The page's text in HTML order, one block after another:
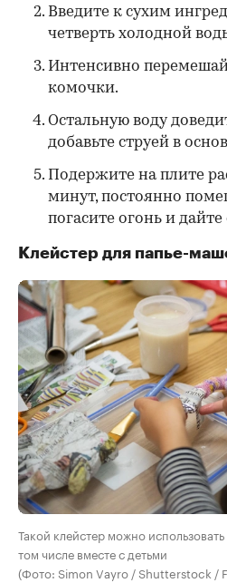
Введите к сухим
четверть холодной
Интенсивно
комочки.
Остальную воду
добавьте струей в
Подержите на плите
минут, постоянно
погасите огонь и
Клейстер для папье-
Такой клейстер можно
том числе вместе с детьми
(Фото: Simon Vayro / Shutterstock /